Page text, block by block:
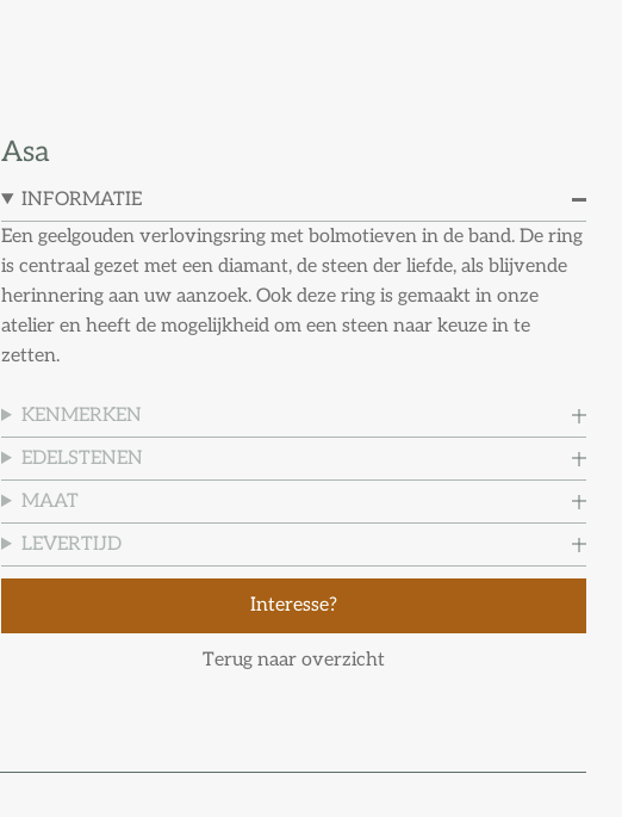
Asa
INFORMATIE
Een geelgouden verlovingsring met bolmotieven in de band. De ring
is centraal gezet met een diamant, de steen der liefde, als blijvende
herinnering aan uw aanzoek. Ook deze ring is gemaakt in onze
atelier en heeft de mogelijkheid om een steen naar keuze in te
zetten.
KENMERKEN
EDELSTENEN
MAAT
LEVERTIJD
Interesse?
Terug naar overzicht